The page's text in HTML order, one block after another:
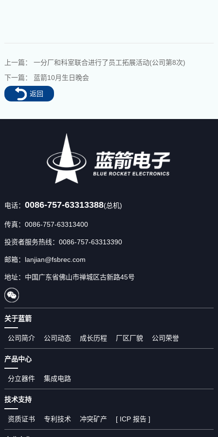
上一篇：
一分厂和科室联合进行了员工拓展活动(公司第8次)
下一篇：
蓝箭10月生日晚会
返回
电话： 0086-757-63313388(总机)
传真：0086-757-63313400
投资者服务热线：0086-757-63313390
邮箱：lanjian@fsbrec.com
地址：中国广东省佛山市禅城区古新路45号
关于蓝箭
公司简介 公司动态 成长历程 厂区厂貌 公司荣誉
产品中心
分立器件 集成电路
技术支持
资质证书 专利技术 冲突矿产 [ ICP 报告 ]